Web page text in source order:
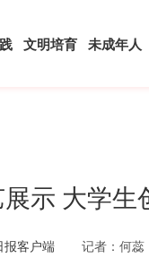
文明培育 未成年人
示 大学生
报客户端 记者：何蕊